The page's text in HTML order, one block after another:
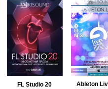
FL Studio 20
Ableton